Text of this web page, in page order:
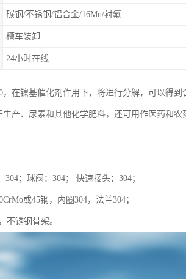
碳钢/不锈钢/铝合金/16Mn/衬氟
槽车装卸
24小时在线
，在镍基催化剂作用下，将进行分解，可以得
产、尿素和其他化学肥料，还可用作医药和
；球阀：304； 快速接头：304；
或45钢，内圈304，法兰304；
不锈钢骨架。